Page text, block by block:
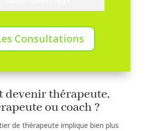
Consultations
devenir thérapeute,
ou coach ?
de thérapeute implique bien plus